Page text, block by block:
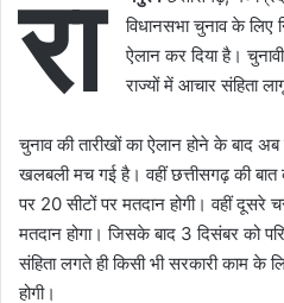
रा
विधानसभा चुनाव के लिए
ऐलान कर दिया है।
राज्यों में आचार संहिता
चुनाव की तारीखों का ऐलान होने के बाद
खलबली मच गई है। वहीं छत्तीसगढ़ की
पर 20 सीटों पर मतदान होगी। वहीं दूसरे
मतदान होगा। जिसके बाद 3 दिसंबर को
संहिता लगते ही किसी भी सरकारी काम के
होगी।